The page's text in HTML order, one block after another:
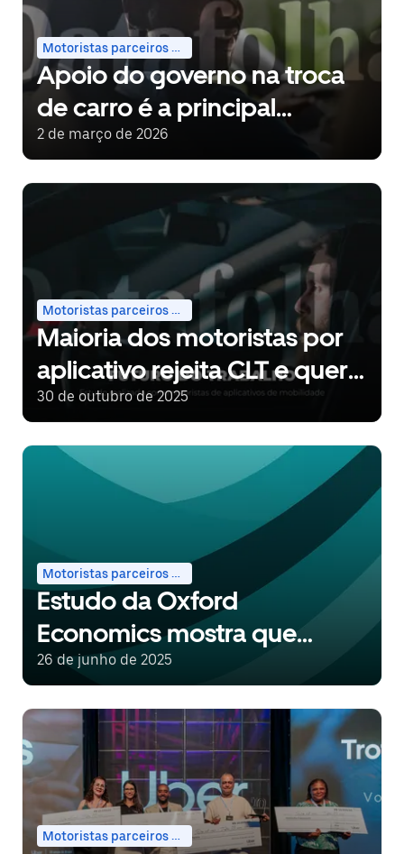
Motoristas parceiros e entregadores
Apoio do governo na troca
de carro é a principal
demanda de motoristas de
2 de março de 2026
Motoristas parceiros e entregadores
Maioria dos motoristas por
aplicativo rejeita CLT e quer
manter autonomia, aponta
30 de outubro de 2025
Motoristas parceiros e entregadores
Estudo da Oxford
Economics mostra que
serviços de aplicativos
econômicas para mulheres
no Brasil
26 de junho de 2025
Motoristas parceiros e entregadores